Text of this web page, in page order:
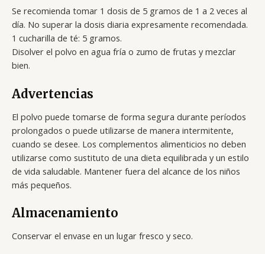
Se recomienda tomar 1 dosis de 5 gramos de 1 a 2 veces al
día. No superar la dosis diaria expresamente recomendada.
1 cucharilla de té: 5 gramos.
Disolver el polvo en agua fría o zumo de frutas y mezclar
bien.
Advertencias
El polvo puede tomarse de forma segura durante períodos
prolongados o puede utilizarse de manera intermitente,
cuando se desee. Los complementos alimenticios no deben
utilizarse como sustituto de una dieta equilibrada y un estilo
de vida saludable. Mantener fuera del alcance de los niños
más pequeños.
Almacenamiento
Conservar el envase en un lugar fresco y seco.